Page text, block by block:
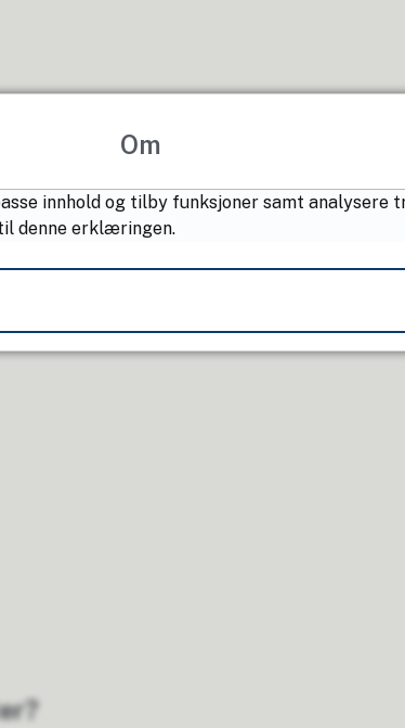
Om
innhold og tilby funksjoner samt analysere
denne erklæringen.